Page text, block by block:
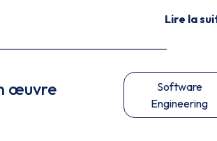
Lire la
œuvre
Software
Engineering